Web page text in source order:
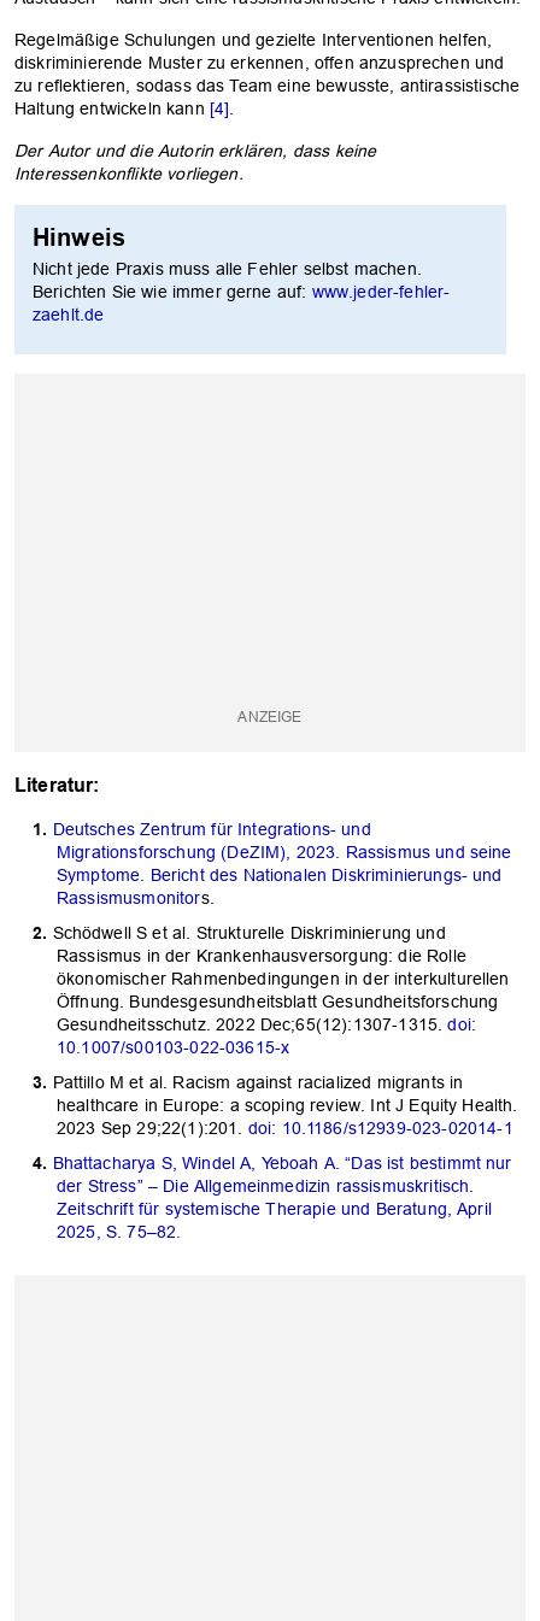
Regelmäßige Schulungen und gezielte Interventionen helfen,
diskriminierende Muster zu erkennen, offen anzusprechen und
zu reflektieren, sodass das Team eine bewusste, antirassistische
Haltung entwickeln kann [4]
Der Autor und die Autorin erklären, dass keine
Interessenkonflikte vorliegen.
Hinweis
Nicht jede Praxis muss alle Fehler selbst machen.
Berichten Sie wie immer gerne auf: www.jeder-fehler-
zaehlt.de
Literatur:
Deutsches Zentrum für Integrations- und
Migrationsforschung (DeZIM), 2023. Rassismus und seine
Symptome. Bericht des Nationalen Diskriminierungs- und
Rassismusmonitors.
Schödwell S et al. Strukturelle Diskriminierung und
Rassismus in der Krankenhausversorgung: die Rolle
ökonomischer Rahmenbedingungen in der interkulturellen
Öffnung. Bundesgesundheitsblatt Gesundheitsforschung
Gesundheitsschutz. 2022 Dec;65(12):1307-1315.doi:
10.1007/s00103-022-03615-x
Pattillo M et al. Racism against racialized migrants in
healthcare in Europe: a scoping review. Int J Equity Health.
2023 Sep 29;22(1):201. doi: 10.1186/s12939-023-02014-1
Bhattacharya S, Windel A, Yeboah A. “Das ist bestimmt nur
der Stress” – Die Allgemeinmedizin rassismuskritisch.
Zeitschrift für systemische Therapie und Beratung, April
2025, S. 75–82.